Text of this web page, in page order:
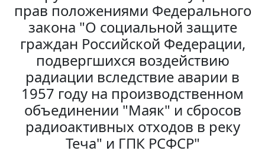
прав положениями Федерального
закона "О социальной защите
граждан Российской Федерации,
подвергшихся воздействию
радиации вследствие аварии в
1957 году на производственном
объединении "Маяк" и сбросов
радиоактивных отходов в реку
Теча" и ГПК РСФСР"